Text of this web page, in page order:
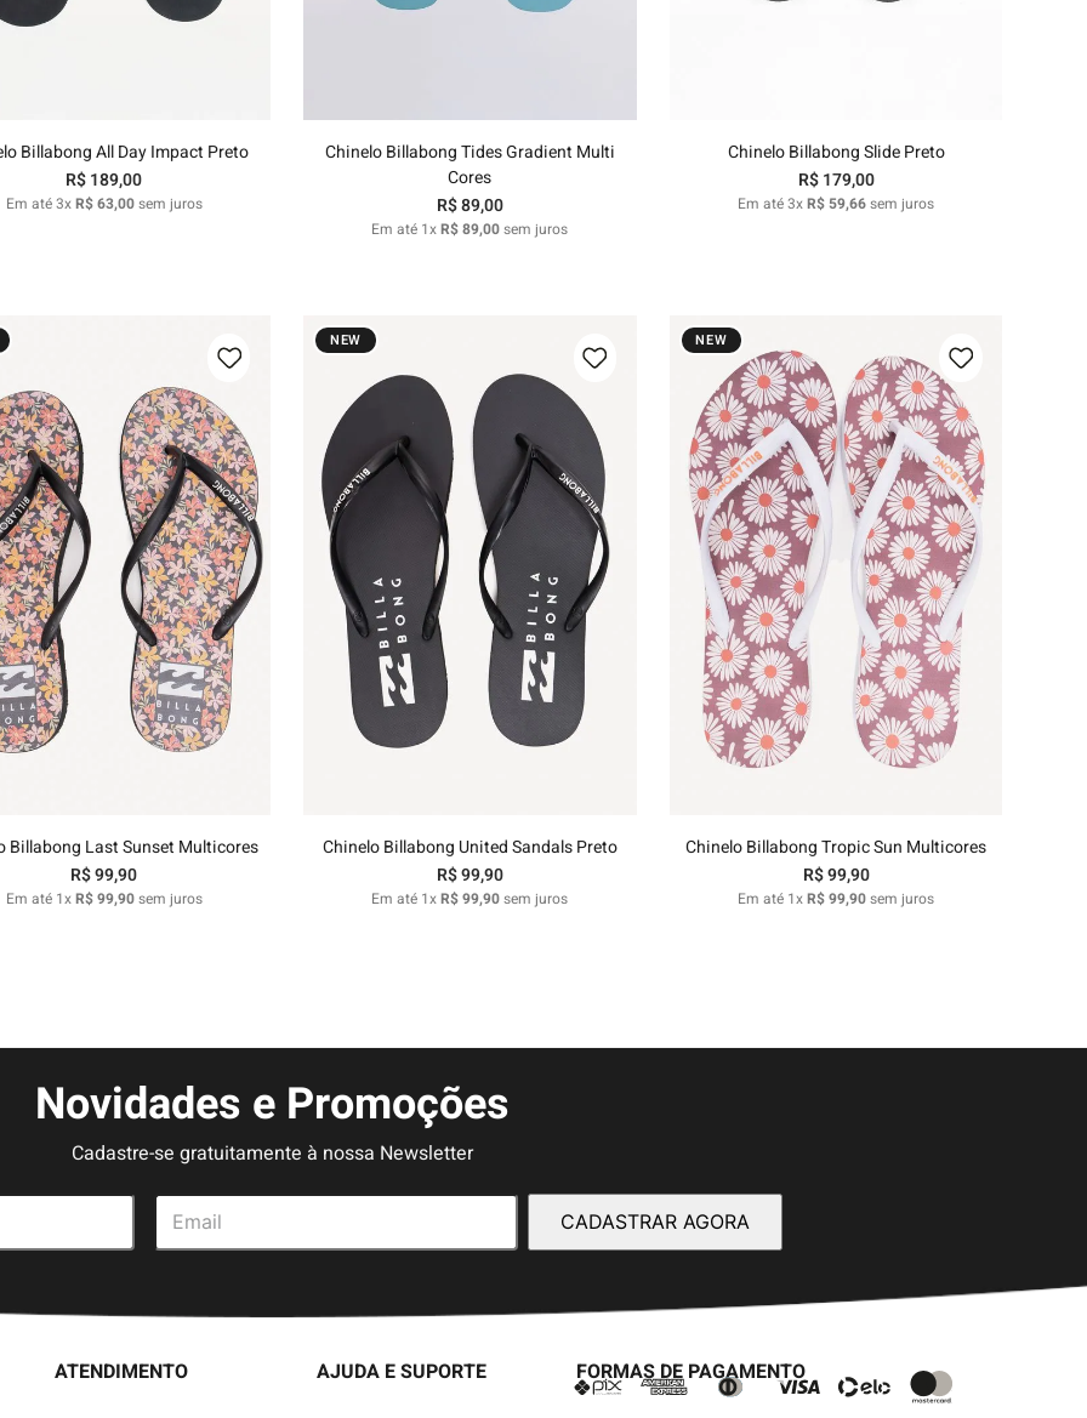
37/38
Billabong All Day Impact Preto
R$189,00
Em até3xR$63,00sem juros
Chinelo Billabong Tides Gradient Multi
Cores
R$89,00
Em até 1xR$89,00sem juros
Chinelo Billabong Slide Preto
R$ 179,00
Em até3xR$ 59,66sem juros
35/36 39/40
Billabong Last Sunset Multicores
R$99,90
Em até 1xR$99,90sem juros
NEW
37/38
Chinelo Billabong United Sandals Preto
R$99,90
Em até 1xR$99,90sem juros
NEW
35/36 37/38 39/40
Chinelo Billabong Tropic Sun Multicores
R$99,90
Em até 1xR$99,90sem juros
Novidades e Promoções
Cadastre-se gratuitamente à nossa Newsletter
CADASTRAR AGORA
ATENDIMENTO AJUDA E SUPORTE FORMAS DE PAGAMENTO